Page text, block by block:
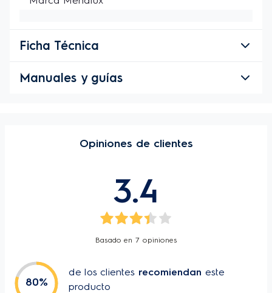
Ficha Técnica
Manuales y guías
Opiniones de clientes
3.4
Basado en 7 opiniones
80%
de los clientes recomiendan este
producto